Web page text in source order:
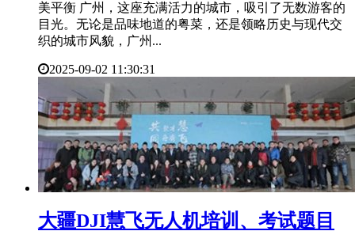
美平衡 广州，这座充满活力的城市，吸引了无数游客的
目光。无论是品味地道的粤菜，还是领略历史与现代交
织的城市风貌，广州...
2025-09-02 11:30:31
​大疆DJI慧飞无人机培训、考试题目